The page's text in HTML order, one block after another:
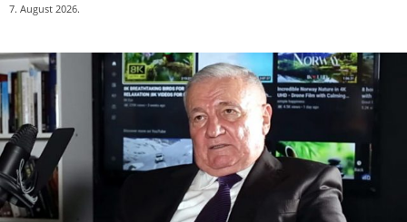
7. August 2026.